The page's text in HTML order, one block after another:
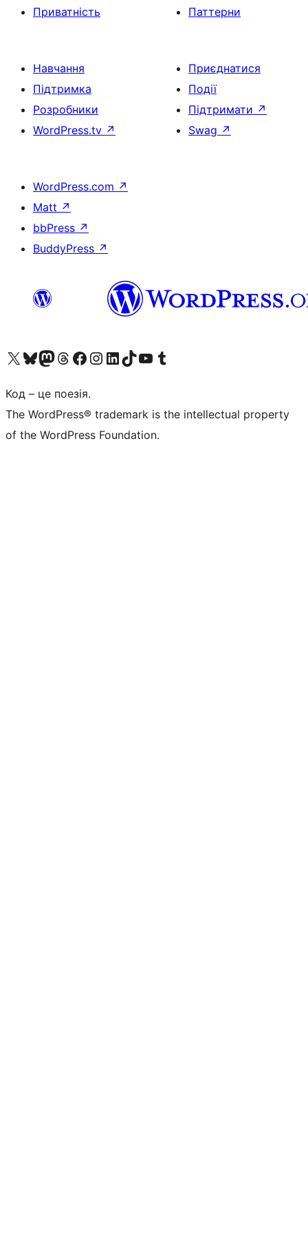
Приватність
Паттерни
Навчання
Підтримка
Розробники
WordPress.tv ↗
Приєднатися
Події
Підтримати ↗
Swag ↗
WordPress.com ↗
Matt ↗
bbPress ↗
BuddyPress ↗
Visit our X (formerly Twitter) account
Visit our Bluesky account
Завітайте до нашої стрічки в Mastodon
Visit our Threads account
Завітайте на нашу сторінку в Facebook
Visit our Instagram account
Visit our LinkedIn account
Visit our TikTok account
Visit our YouTube channel
Visit our Tumblr account
Код – це поезія.
The WordPress® trademark is the intellectual property
of the WordPress Foundation.